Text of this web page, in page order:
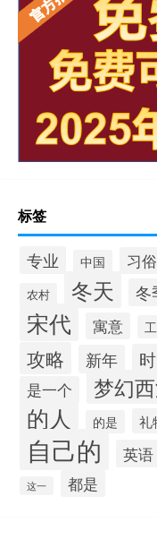
标签
专业 中国 习俗
农村 冬天 冬
宋代 寓意
攻略 新年
是一个 梦幻
的人 的是 礼
自己的 英语
这一 都是